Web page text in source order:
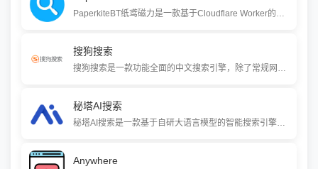
搜狗搜索
秘塔AI搜索
Anywhere